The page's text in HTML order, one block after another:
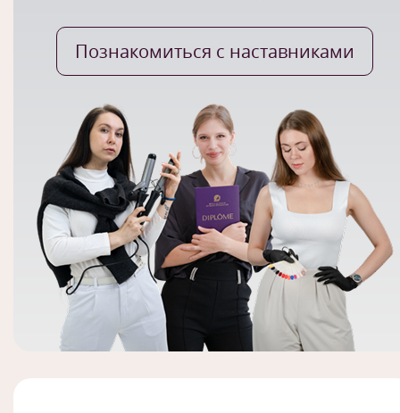
Познакомиться с наставниками